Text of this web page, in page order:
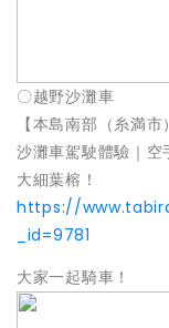
〇越野沙灘車
【本島南部（糸満市
沙灘車駕駛體驗｜
大細葉榕！
https://
_id=9781
大家一起騎車！